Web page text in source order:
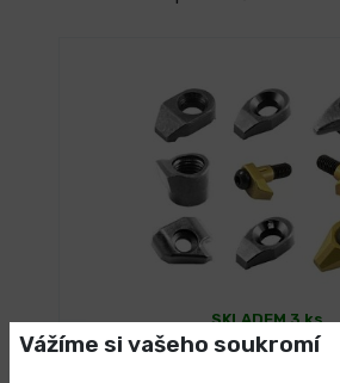
SKLADEM 3 ks
Upínky břitových
Vážíme si vašeho soukromí